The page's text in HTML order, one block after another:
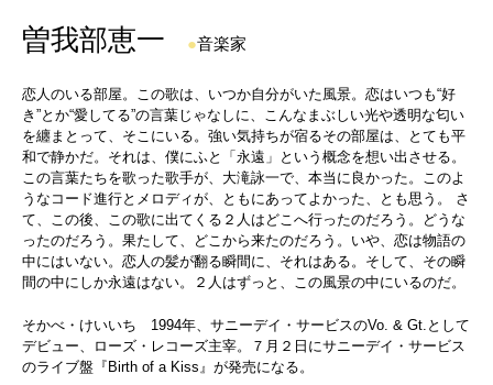
曽我部恵一 ●音楽家
恋人のいる部屋。この歌は、いつか自分がいた風景。恋はいつも“好
き”とか“愛してる”の言葉じゃなしに、こんなまぶしい光や透明な匂い
を纏まとって、そこにいる。強い気持ちが宿るその部屋は、とても平
和で静かだ。それは、僕にふと「永遠」という概念を想い出させる。
この言葉たちを歌った歌手が、大滝詠一で、本当に良かった。このよ
うなコード進行とメロディが、ともにあってよかった、とも思う。 さ
て、この後、この歌に出てくる２人はどこへ行ったのだろう。どうな
ったのだろう。果たして、どこから来たのだろう。いや、恋は物語の
中にはいない。恋人の髪が翻る瞬間に、それはある。そして、その瞬
間の中にしか永遠はない。２人はずっと、この風景の中にいるのだ。
そかべ・けいいち 1994年、サニーデイ・サービスのVo. & Gt.として
デビュー、ローズ・レコーズ主宰。７月２日にサニーデイ・サービス
のライブ盤『Birth of a Kiss』が発売になる。